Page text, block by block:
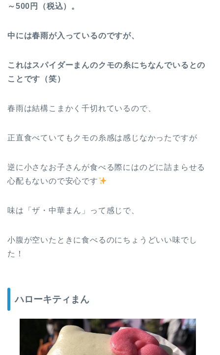
～500円（税込）
。
中には春雨が入っているのですが、
これはスパイダーまんのクモの糸にちなんでいるとの
ことです（笑）
春雨は結構こまかく千切れているので、
正直食べていてもクモの糸感は感じなかったですが
逆に小さなお子さんが食べる際にはのどに詰まらせる
心配もないので安心です
味は「ザ・中華まん」って感じで、
小腹が空いたときに食べるのにちょうどいい味でし
た！
ハローキティまん